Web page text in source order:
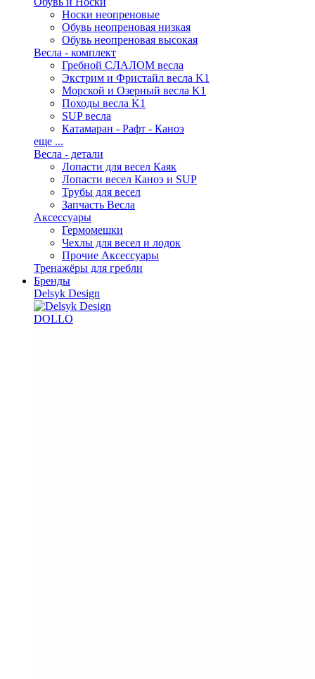
Носки неопреновые
Обувь неопреновая низкая
Обувь неопреновая высокая
Весла - комплект
Гребной СЛАЛОМ весла
Экстрим и Фристайл весла K1
Морской и Озерный весла K1
Походы весла K1
SUP весла
Катамаран - Рафт - Каноэ
еще ...
Весла - детали
Лопасти для весел Каяк
Лопасти весел Каноэ и SUP
Трубы для весел
Запчасть Весла
Аксессуары
Гермомешки
Чехлы для весел и лодок
Прочие Аксессуары
Тренажёры для гребли
Бренды
Delsyk Design
DOLLO